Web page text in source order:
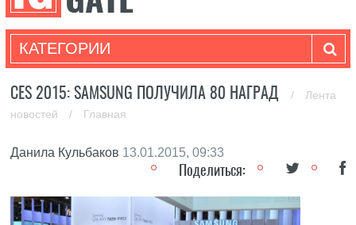
КАТЕГОРИИ
CES 2015: SAMSUNG ПОЛУЧИЛА 80 НАГРАД /
Лента
новостей
/ Главная
Данила Кульбаков 13.01.2015, 09:33
Поделиться: